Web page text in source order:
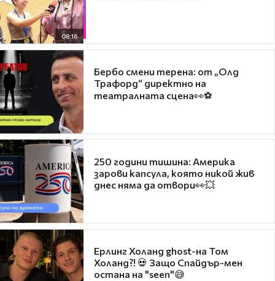
08:16
Бербо смени терена: от „Олд
Трафорд“ директно на
театралната сцена👀⚽
250 години тишина: Америка
зарови капсула, която никой жив
днес няма да отвори👀💥
Ерлинг Холанд ghost-на Том
Холанд?! 💀 Защо Спайдър-мен
остана на "seen"😅